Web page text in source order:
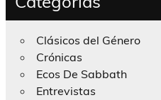
Clásicos del Género
Crónicas
Ecos De Sabbath
Entrevistas